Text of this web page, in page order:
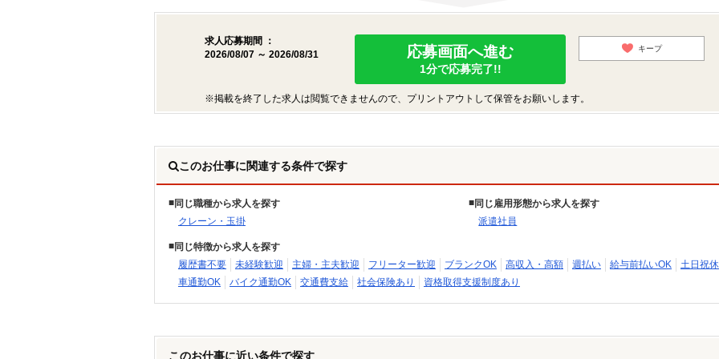
求人応募期間 ：
2026/08/07 ～ 2026/08/31
応募画面へ進む
1分で応募完了!!
キープ
※掲載を終了した求人は閲覧できませんので、プリントアウトして保管をお願いします。
このお仕事に関連する条件で探す
同じ職種から求人を探す
クレーン・玉掛
同じ雇用形態から求人を探す
派遣社員
同じ特徴から求人を探す
履歴書不要
未経験歓迎 主婦・主夫歓迎 フリーター歓迎 ブランクOK 高収入・高額 週払い 給与前払いOK
土日祝
車通勤OK
バイク通勤OK 交通費支給 社会保険あり 資格取得支援制度あり
このお仕事に近い条件で探す